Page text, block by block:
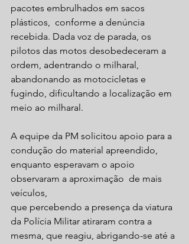
pacotes embrulhados em sacos
plásticos,  conforme a denúncia
recebida. Dada voz de parada, os
pilotos das motos desobedeceram a
ordem, adentrando o milharal,
abandonando as motocicletas e
fugindo, dificultando a localização em
meio ao milharal.
A equipe da PM solicitou apoio para a
condução do material apreendido,
enquanto esperavam o apoio
observaram a aproximação  de mais
veículos,
que percebendo a presença da viatura
da Polícia Militar atiraram contra a
mesma, que reagiu, abrigando-se até a